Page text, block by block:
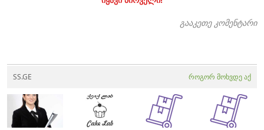
გააკეთე კომენტარი
SS.GE როგორ მოხვდე აქ